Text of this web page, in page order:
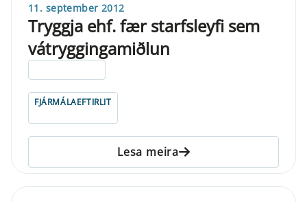
11. september 2012
Tryggja ehf. fær starfsleyfi sem
vátryggingamiðlun
FJÁRMÁLAEFTIRLIT
Lesa meira